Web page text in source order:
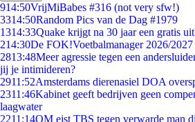
914:50VrijMiBabes #316 (not very sfw!)
3314:50Random Pics van de Dag #1979
1314:33Quake krijgt na 30 jaar een gratis
214:30De FOK!Voetbalmanager 2026/2027
2813:48Meer agressie tegen een
jij je intimideren?
2911:52Amsterdams dierenasiel DOA
2311:46Kabinet geeft bedrijven geen
laagwater
2211:14OM eist TBS tegen verwarde man